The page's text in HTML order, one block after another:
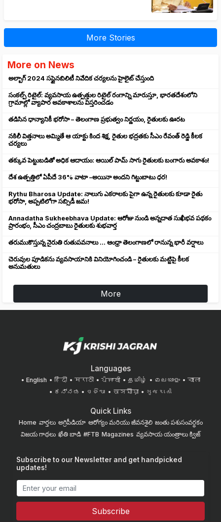
More Stories
More on News
అల్బాగ్ 2024 సస్టైనబిలిటీ నివేదిక చర్యలను హైలైట్ చేస్తుంది
సంకల్ప్ రిటైల్: వ్యవసాయ ఉత్పత్తుల రిటైల్ రంగాన్ని మారుస్తూ, భారతదేశంలోని
గ్రామాల్లో వ్యాపార అవకాశాలను విస్తరించడం
తడిసిన ధాన్యానికీ భరోసా – తెలంగాణ ప్రభుత్వం నిర్ణయం, రైతులకు ఊరట
నకిలీ విత్తనాలు అమ్మితే ఆ యాక్టు కింద శిక్ష, రైతుల భద్రతకు సీఎం రేవంత్ రెడ్డి కీలక
చర్యలు
తక్కువ పెట్టుబడితో అధిక ఆదాయం: ఆయిల్ పామ్ సాగు రైతులకు బంగారు అవకాశం!
దేశ ఉత్పత్తిలో ఏపీదే 36% వాటా –అయినా అందని గిట్టుబాటు ధర!
Rythu Bharosa Update: నాలుగు ఎకరాలకు పైగా ఉన్న రైతులకు కూడా రైతు
భరోసా, అప్పటిలోగా సబ్సిడీ జమ!
Annadatha Sukheebhava Update: ఆరోజు నుండి అన్నదాత సుఖీభవ పథకం
ప్రారంభం, సీఎం చంద్రబాబు రైతులకు శుభవార్త
తరుముకొస్తున్న నైరుతి రుతుపవనాలు ... ఆంధ్రా తెలంగాణలో రానున్న భారీ వర్షాలు
చెరువుల పూడికను వ్యవసాయానికి వినియోగించండి – రైతులకు మట్టిపై కీలక
అనుమతులు
More
Languages
English हिंदी मराठी ਪੰਜਾਬੀ தமிழ் മലയാളം
বাংলা
ಕನ್ನಡ
ଓଡିଆ অসমীয়া ગુજરાતી
Quick Links
Home వార్తలు అగ్రిపీడియా ఆరోగ్యం మరియు జీవనశైలి జంతు పశుసంవర్ధకం
విజయ గాథలు ఖేతి బాడి #FTB Magazines వ్యవసాయ యంత్రాలు క్విజ్
Subscribe to our Newsletter and get handpicked
updates!
Subscribe